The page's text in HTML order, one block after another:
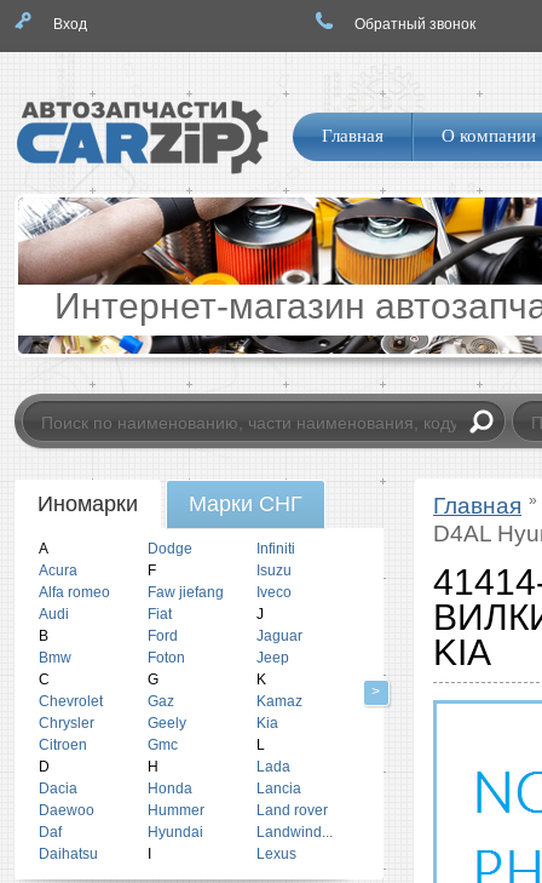
Обратный звонок
Вход
Логотип
Навигация
по
Главная О компании
Интернет-магазин
Catalog
tabИномарки Марки СНГ
>
A
Acura
Alfa romeo
Audi
B
Bmw
C
Chevrolet
Chrysler
Citroen
D
Dacia
Daewoo
Daf
Daihatsu
Dodge
F
Faw jiefang
Fiat
Ford
Foton
G
Gaz
Geely
Gmc
H
Honda
Hummer
Hyundai
Infiniti
Isuzu
Iveco
J
Jaguar
Jeep
K
Kamaz
Kia
L
Lada
Lancia
Land rover
Landwind...
Lexus
Главная »
D4AL
KIA